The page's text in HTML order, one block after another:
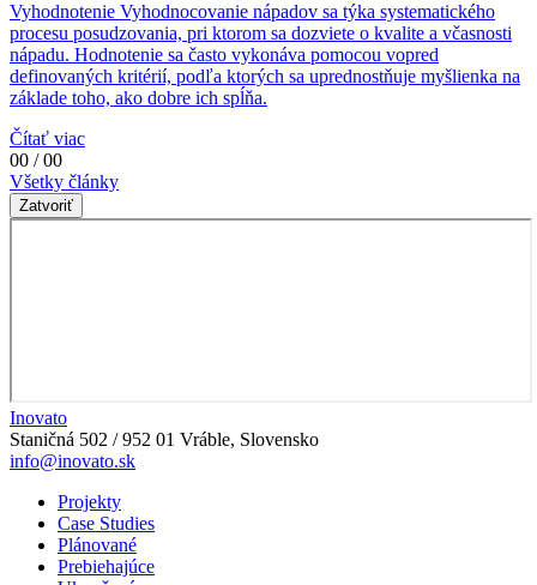
Vyhodnotenie Vyhodnocovanie nápadov sa týka systematického
procesu posudzovania, pri ktorom sa dozviete o kvalite a včasnosti
nápadu. Hodnotenie sa často vykonáva pomocou vopred
definovaných kritérií, podľa ktorých sa uprednostňuje myšlienka na
základe toho, ako dobre ich spĺňa.
Čítať viac
00 / 00
Všetky články
Zatvoriť
Inovato
Staničná 502 / 952 01 Vráble, Slovensko
info@inovato.sk
Projekty
Case Studies
Plánované
Prebiehajúce